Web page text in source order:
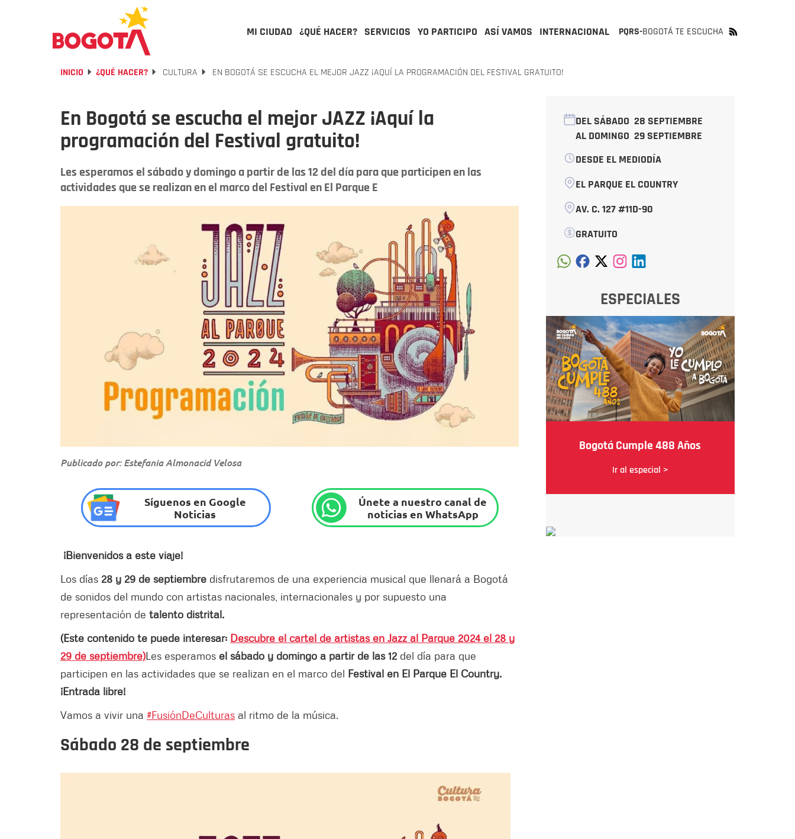
MI CIUDAD ¿QUÉ HACER? SERVICIOS YO PARTICIPO ASÍ VAMOS INTERNACIONAL PQRS-BOGOTÁ TE ESCUCHA
INICIO ¿QUÉ HACER? CULTURA EN BOGOTÁ SE ESCUCHA EL MEJOR JAZZ ¡AQUÍ LA PROGRAMACIÓN DEL FESTIVAL GRATUITO!
En Bogotá se escucha el mejor JAZZ ¡Aquí la
programación del Festival gratuito!
Les esperamos el sábado y domingo a partir de las 12 del día para que participen en las
actividades que se realizan en el marco del Festival en El Parque E
Publicado por: Estefania Almonacid Velosa
Síguenos en Google
Noticias
Únete a nuestro canal de
noticias en WhatsApp
¡Bienvenidos a este viaje!
Los días 28 y 29 de septiembre disfrutaremos de una experiencia musical que llenará a Bogotá
de sonidos del mundo con artistas nacionales, internacionales y por supuesto una
representación de talento distrital.
(Este contenido te puede interesar: Descubre el cartel de artistas en Jazz al Parque 2024 el 28 y
29 de septiembre)Les esperamos el sábado y domingo a partir de las 12 del día para que
participen en las actividades que se realizan en el marco del Festival en El Parque El Country.
¡Entrada libre!
Vamos a vivir una #FusiónDeCulturas al ritmo de la música.
Sábado 28 de septiembre
DEL SÁBADO 28 SEPTIEMBRE
AL DOMINGO 29 SEPTIEMBRE
DESDE EL MEDIODÍA
EL PARQUE EL COUNTRY
AV. C. 127 #11D-90
GRATUITO
ESPECIALES
Bogotá Cumple 488 Años
Ir al especial >